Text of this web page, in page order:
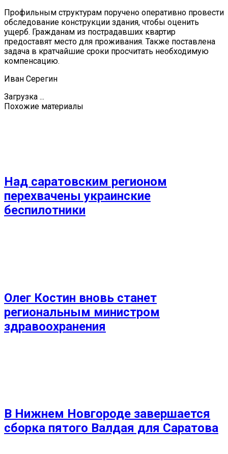
Профильным структурам поручено оперативно провести
обследование конструкции здания, чтобы оценить
ущерб. Гражданам из пострадавших квартир
предоставят место для проживания. Также поставлена
задача в кратчайшие сроки просчитать необходимую
компенсацию.
Иван Серегин
Загрузка ...
Похожие материалы
Над саратовским регионом
перехвачены украинские
беспилотники
Олег Костин вновь станет
региональным министром
здравоохранения
В Нижнем Новгороде завершается
сборка пятого Валдая для Саратова